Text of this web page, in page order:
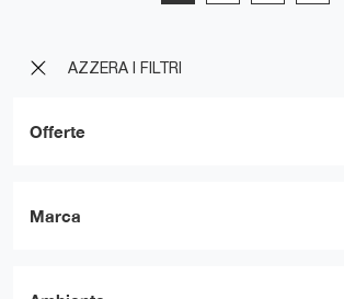
AZZERA I FILTRI
Offerte
Marca